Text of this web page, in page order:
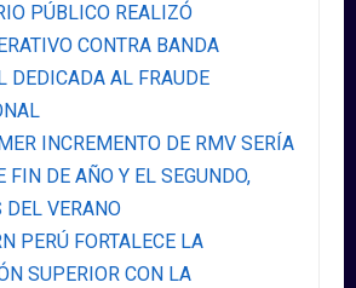
PÚBLICO REALIZÓ
CONTRA BANDA
DEDICADA AL FRAUDE
INCREMENTO DE RMV SERÍA
FIN DE AÑO Y EL SEGUNDO,
DEL VERANO
PERÚ FORTALECE LA
SUPERIOR CON LA